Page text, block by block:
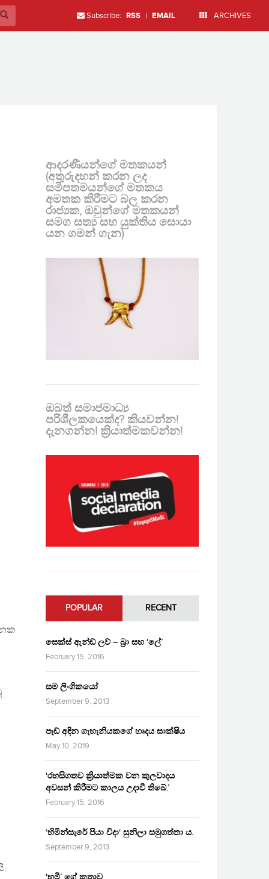
Subscribe: RSS | EMAIL ARCHIVES
ආදරණීයන්ගේ මතකයන්
(අතුරුදහන් කරන ලද
සමීපතමයන්ගේ මතකය
අමතක කිරීමට බල කරන
රාජ්‍යක, ඔවුන්ගේ මතකයන්
සමග සත්‍ය සහ යුක්තිය සොයා
යන ගමන් ගැන)
ඔබත් සමාජමාධ්‍ය
පරිශීලකයෙක්ද? කියවන්න!
දැනගන්න! ක්‍රියාත්මකවන්න!
POPULAR RECENT
සෙක්ස් ඇන්ඩ් ලව් – බ්‍රා සහ ‘ලේ’
February 15, 2016
සම ලිංගිකයෝ
September 9, 2013
පෑඩ් අඳින ගැහැනියකගේ හෘදය සාක්ෂිය
May 10, 2019
‘රහසිගතව ක්‍රියාත්මක වන කුලවාදය
අවසන් කිරීමට කාලය උදාවී තිබේ.’
February 15, 2016
‘හිමින්සැරේ පියා විදා‘ සුනිලා සමුගත්තා ය.
September 9, 2013
‘භූමි’ ගේ කතාව